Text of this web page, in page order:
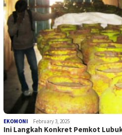
EKOMONI February 3, 2025
Ini Langkah Konkret Pemkot